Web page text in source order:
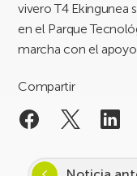
vivero T4 Ekingunea
en el Parque
marcha con el apoyo
Compartir